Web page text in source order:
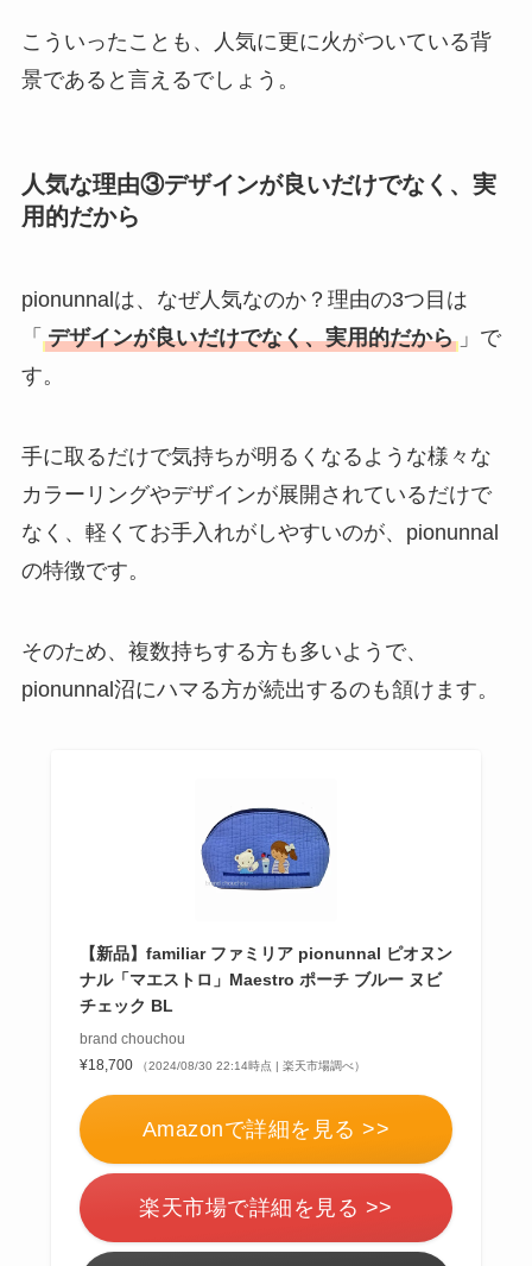
こういったことも、人気に更に火がついている背
景であると言えるでしょう。
人気な理由③デザインが良いだけでなく、実
用的だから
pionunnalは、なぜ人気なのか？理由の3つ目は
「 デザインが良いだけでなく、実用的だから 」で
す。
手に取るだけで気持ちが明るくなるような様々な
カラーリングやデザインが展開されているだけで
なく、軽くてお手入れがしやすいのが、pionunnal
の特徴です。
そのため、複数持ちする方も多いようで、
pionunnal沼にハマる方が続出するのも頷けます。
【新品】familiar ファミリア pionunnal ピオヌン
ナル「マエストロ」Maestro ポーチ ブルー ヌビ
チェック BL
brand chouchou
¥18,700
（2024/08/30 22:14時点 | 楽天市場調べ）
Amazonで詳細を見る >>
楽天市場で詳細を見る >>